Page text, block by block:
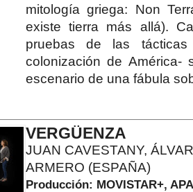
mitología griega: Non
existe tierra más allá).
pruebas de las
colonización de América-
escenario de una fábula
VERGÜENZA
JUAN CAVESTANY,
ARMERO (ESPAÑA)
Producción: MOVISTAR+,